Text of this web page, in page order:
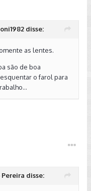
disse:
as lentes.
são de boa
o farol para
Pereira disse: